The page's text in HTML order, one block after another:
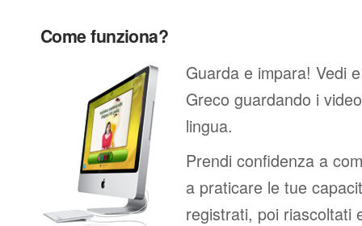
Come funziona?
Guarda e impara! Vedi
Greco guardando i
lingua.
Prendi confidenza a
a praticare le tue
registrati, poi riascoltati